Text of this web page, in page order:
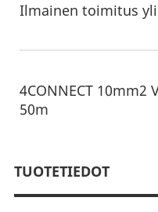
Ilmainen toimitus
4CONNECT
50m
TUOTETIEDOT